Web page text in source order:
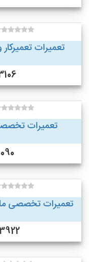
تعمیرات
تعمیرات
تعمیرات تخصصی